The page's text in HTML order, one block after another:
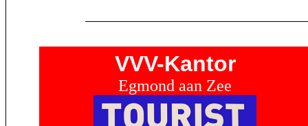
VVV-Kantor
Egmond aan Zee